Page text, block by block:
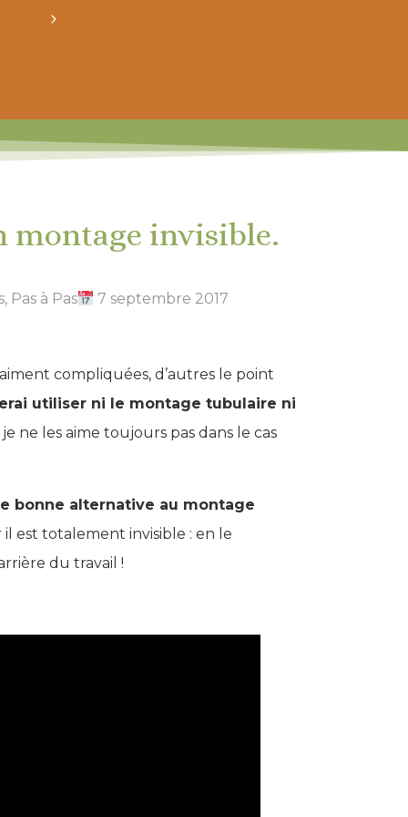
montage invisible.
, Pas à Pas 7 septembre 2017
compliquées, d’autres le point
utiliser ni le montage tubulaire ni
ne les aime toujours pas dans le cas
bonne alternative au montage
il est totalement invisible : en le
du travail !